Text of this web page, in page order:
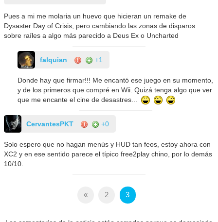
Pues a mi me molaria un huevo que hicieran un remake de
Dysaster Day of Crisis, pero cambiando las zonas de disparos
sobre raíles a algo más parecido a Deus Ex o Uncharted
falquian +1
Donde hay que firmar!!! Me encantó ese juego en su momento,
y de los primeros que compré en Wii. Quizá tenga algo que ver
que me encante el cine de desastres...
CervantesPKT +0
Solo espero que no hagan menús y HUD tan feos, estoy ahora con
XC2 y en ese sentido parece el típico free2play chino, por lo demás
10/10.
« 2 3